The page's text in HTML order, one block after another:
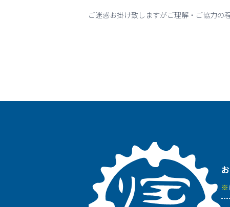
ご迷惑お掛け致しますがご理解・ご協力の
※